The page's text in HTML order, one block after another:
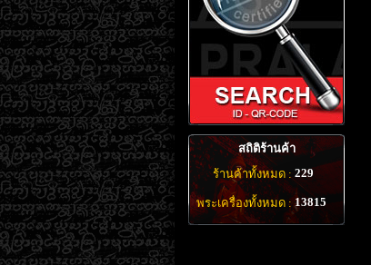
สถิติร้านค้า
ร้านค้าทั้งหมด : 229
พระเครื่องทั้งหมด : 13815